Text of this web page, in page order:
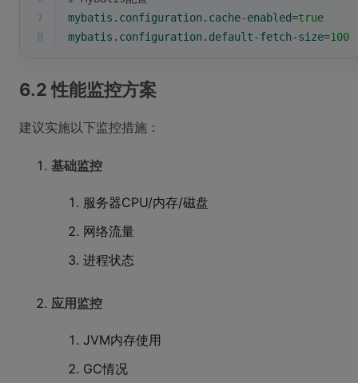
7
mybatis.configuration.cache-enabled=true
8
mybatis.configuration.default-fetch-size=100
6.2 性能监控方案
建议实施以下监控措施：
基础监控
服务器CPU/内存/磁盘
网络流量
进程状态
应用监控
JVM内存使用
GC情况